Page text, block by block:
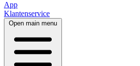
App
Klantenservice
Open main menu